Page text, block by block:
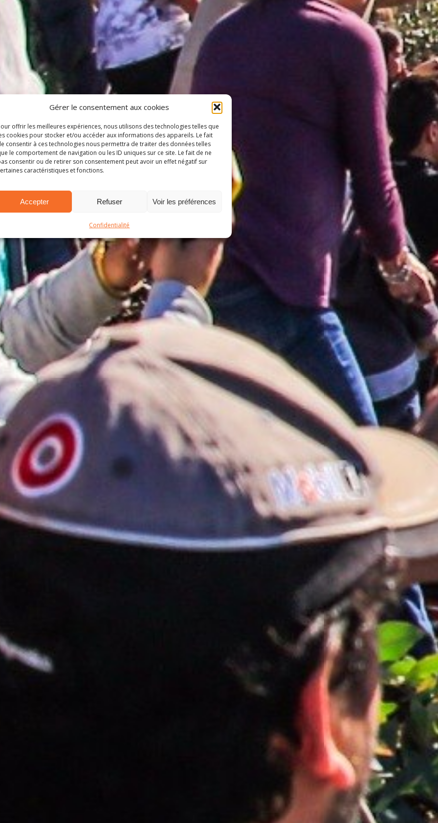
Gérer le consentement aux cookies
offrir les meilleures expériences, nous utilisons des technologies telles que
cookies pour stocker et/ou accéder aux informations des appareils. Le fait
consentir à ces technologies nous permettra de traiter des données telles
le comportement de navigation ou les ID uniques sur ce site. Le fait de ne
consentir ou de retirer son consentement peut avoir un effet négatif sur
caractéristiques et fonctions.
Accepter Refuser Voir les préférences
Confidentialité